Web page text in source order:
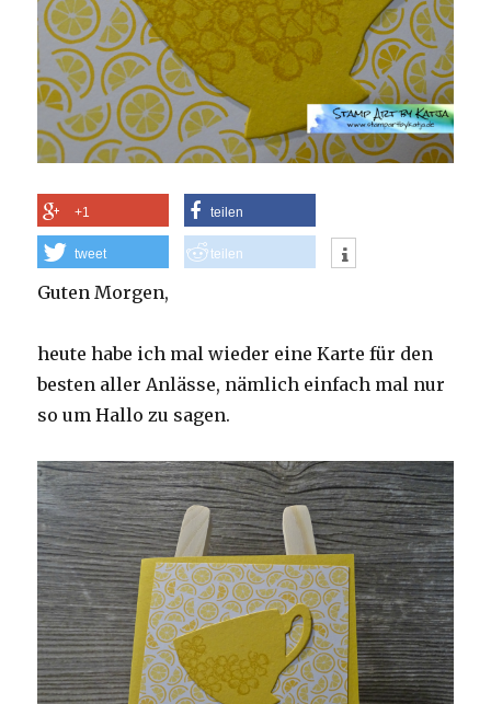
+1 teilen
tweet teilen
Guten Morgen,
heute habe ich mal wieder eine Karte für den
besten aller Anlässe, nämlich einfach mal nur
so um Hallo zu sagen.